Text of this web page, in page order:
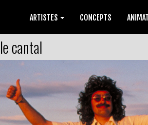
ARTISTES CONCEPTS
cantal